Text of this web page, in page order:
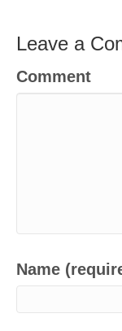
Leave a
Comment
Name